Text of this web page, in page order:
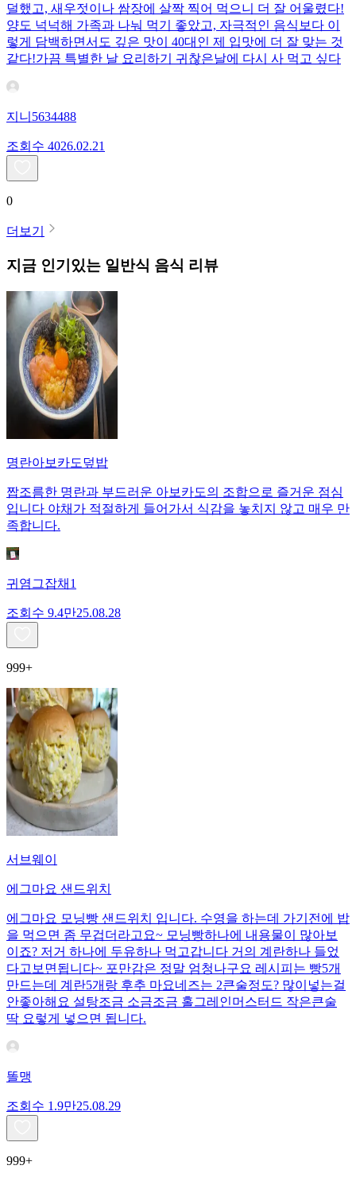
덜했고, 새우젓이나 쌈장에 살짝 찍어 먹으니 더 잘 어울렸다!
양도 넉넉해 가족과 나눠 먹기 좋았고, 자극적인 음식보다 이
렇게 담백하면서도 깊은 맛이 40대인 제 입맛에 더 잘 맞는 것
같다!가끔 특별한 날 요리하기 귀찮은날에 다시 사 먹고 싶다
지니5634488
조회수 4026.02.21
0
더보기
지금 인기있는 일반식 음식 리뷰
명란아보카도덮밥
짭조름한 명란과 부드러운 아보카도의 조합으로 즐거운 점심
입니다 야채가 적절하게 들어가서 식감을 놓치지 않고 매우 만
족합니다.
귀염그잡채1
조회수 9.4만25.08.28
999+
서브웨이
에그마요 샌드위치
에그마요 모닝빵 샌드위치 입니다. 수영을 하는데 가기전에 밥
을 먹으면 좀 무겁더라고요~ 모닝빵하나에 내용물이 많아보
이죠? 저거 하나에 두유하나 먹고갑니다 거의 계란하나 들었
다고보면됩니다~ 포만감은 정말 엄청나구요 레시피는 빵5개
만드는데 계란5개랑 후추 마요네즈는 2큰술정도? 많이넣는걸
안좋아해요 설탕조금 소금조금 홀그레인머스터드 작은큰술
딱 요렇게 넣으면 됩니다.
똘맹
조회수 1.9만25.08.29
999+